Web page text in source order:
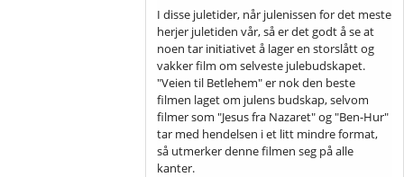
I disse juletider, når julenissen for det meste
herjer juletiden vår, så er det godt å se at
noen tar initiativet å lager en storslått og
vakker film om selveste julebudskapet.
"Veien til Betlehem" er nok den beste
filmen laget om julens budskap, selvom
filmer som "Jesus fra Nazaret" og "Ben-Hur"
tar med hendelsen i et litt mindre format,
så utmerker denne filmen seg på alle
kanter.